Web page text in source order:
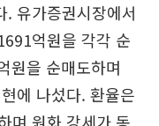
유가증권시장에서
억원을 각각 순
원을 순매도하며
에 나섰다. 환율은